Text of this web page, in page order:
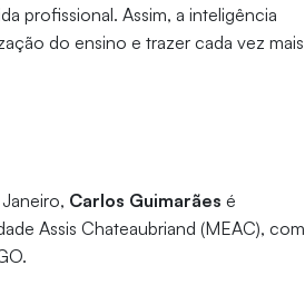
profissional. Assim, a inteligência
do ensino e trazer cada vez mais
Carlos Guimarães é
Assis Chateaubriand (MEAC), com